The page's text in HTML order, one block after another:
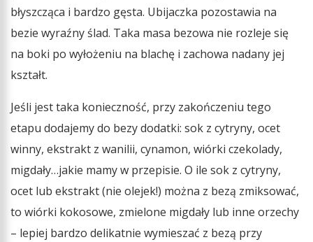
błyszcząca i bardzo gęsta. Ubijaczka pozostawia na
bezie wyraźny ślad. Taka masa bezowa nie rozleje się
na boki po wyłożeniu na blachę i zachowa nadany jej
kształt.
Jeśli jest taka konieczność, przy zakończeniu tego
etapu dodajemy do bezy dodatki: sok z cytryny, ocet
winny, ekstrakt z wanilii, cynamon, wiórki czekolady,
migdały…jakie mamy w przepisie. O ile sok z cytryny,
ocet lub ekstrakt (nie olejek!) można z bezą zmiksować,
to wiórki kokosowe, zmielone migdały lub inne orzechy
– lepiej bardzo delikatnie wymieszać z bezą przy